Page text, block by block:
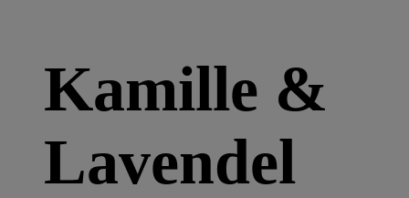
Kamille &
Lavendel